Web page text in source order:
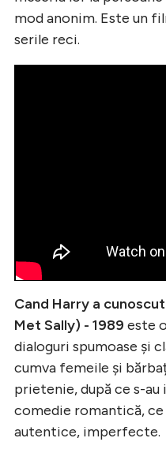
mod anonim. Este un
serile reci.
Cand Harry a
Met Sally) - 1989 este
dialoguri spumoase și
cumva femeile și
prietenie, după ce s-
comedie romantică, ce
autentice, imperfecte.